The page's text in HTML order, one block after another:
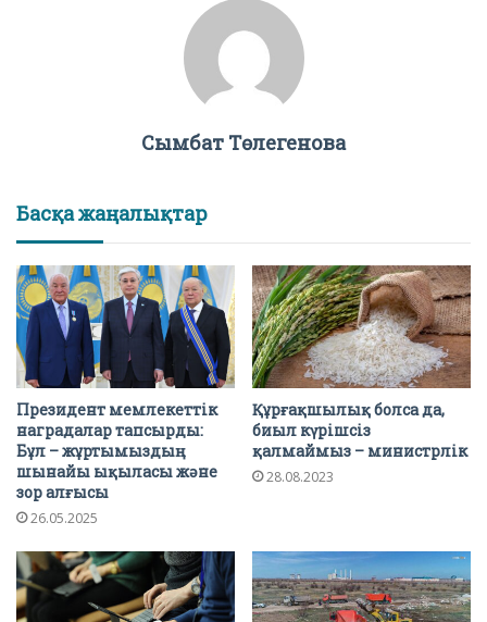
Сымбат Төлегенова
Басқа жаңалықтар
Президент мемлекеттік
наградалар тапсырды:
Бұл – жұртымыздың
шынайы ықыласы және
зор алғысы
26.05.2025
Құрғақшылық болса да,
биыл күрішсіз
қалмаймыз – министрлік
28.08.2023